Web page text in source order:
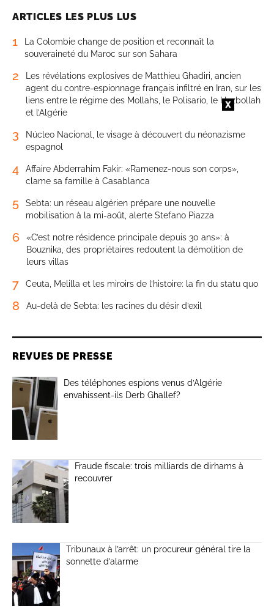
ARTICLES LES PLUS LUS
1
La Colombie change de position et reconnaît la
souveraineté du Maroc sur son Sahara
2
Les révélations explosives de Matthieu Ghadiri, ancien
agent du contre-espionnage français infiltré en Iran, sur les
liens entre le régime des Mollahs, le Polisario, le Hezbollah
et l’Algérie
3
Núcleo Nacional, le visage à découvert du néonazisme
espagnol
4
Affaire Abderrahim Fakir: «Ramenez-nous son corps»,
clame sa famille à Casablanca
5
Sebta: un réseau algérien prépare une nouvelle
mobilisation à la mi-août, alerte Stefano Piazza
6
«C’est notre résidence principale depuis 30 ans»: à
Bouznika, des propriétaires redoutent la démolition de
leurs villas
7 Ceuta, Melilla et les miroirs de l’histoire: la fin du statu quo
8 Au-delà de Sebta: les racines du désir d’exil
REVUES DE PRESSE
Des téléphones espions venus d’Algérie
envahissent-ils Derb Ghallef?
Fraude fiscale: trois milliards de dirhams à
recouvrer
Tribunaux à l’arrêt: un procureur général tire la
sonnette d’alarme